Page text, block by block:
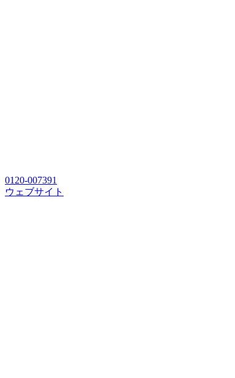
0120-007391
ウェブサイト